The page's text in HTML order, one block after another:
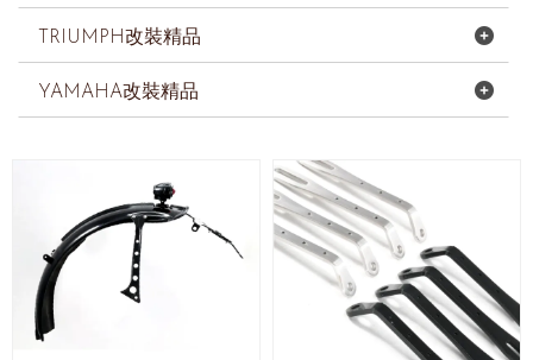
TRIUMPH改裝精品
YAMAHA改裝精品